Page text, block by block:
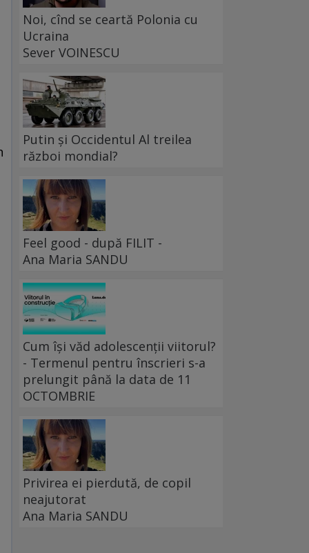
Noi, cînd se ceartă Polonia cu
Ucraina
Sever VOINESCU
Putin și Occidentul Al treilea
război mondial?
Feel good - după FILIT -
Ana Maria SANDU
Cum își văd adolescenții viitorul?
- Termenul pentru înscrieri s-a
prelungit până la data de 11
OCTOMBRIE
Privirea ei pierdută, de copil
neajutorat
Ana Maria SANDU